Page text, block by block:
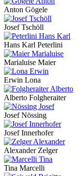
Anton Gögele
Josef Tschöll
Hans Karl Peterlini
Marialuise Maier
Erwin Lona
Alberto Folgheraiter
Josef Nössing
Josef Innerhofer
Alexander Zelger
Tina Marcelli